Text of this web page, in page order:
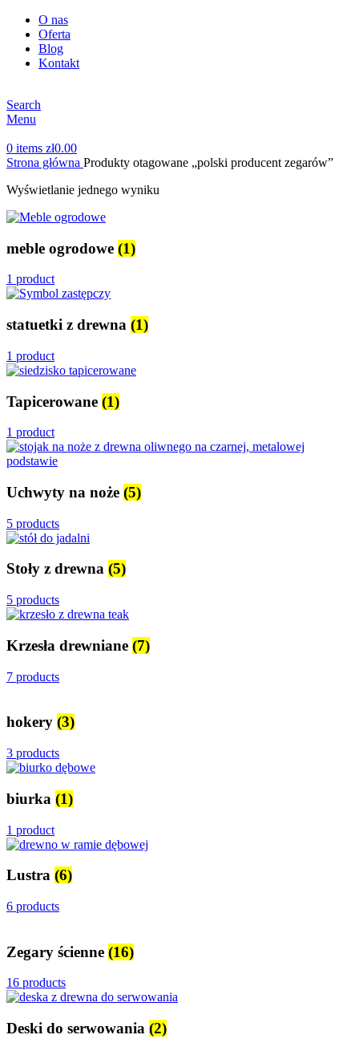
O nas
Oferta
Blog
Kontakt
Search
Menu
0 items zł0.00
Strona główna Produkty otagowane „polski producent zegarów”
Wyświetlanie jednego wyniku
meble ogrodowe (1)
1 product
statuetki z drewna (1)
1 product
Tapicerowane (1)
1 product
Uchwyty na noże (5)
5 products
Stoły z drewna (5)
5 products
Krzesła drewniane (7)
7 products
hokery (3)
3 products
biurka (1)
1 product
Lustra (6)
6 products
Zegary ścienne (16)
16 products
Deski do serwowania (2)